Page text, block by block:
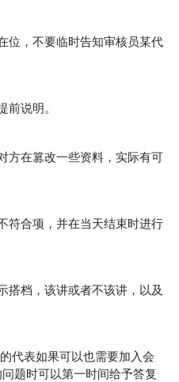
位，不要临时告知审核员某代
前说明。
方在篡改一些资料，实际有可
符合项，并在当天结束时进行
搭档，该讲或者不该讲，以及
代表如果可以也需要加入会
题时可以第一时间给予答复